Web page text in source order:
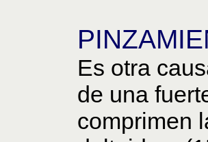
Es otra
de una
comprimen